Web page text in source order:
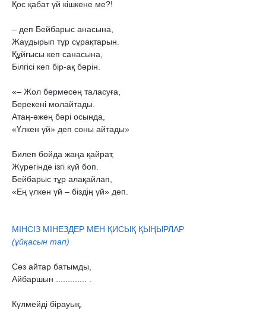
Қос қабат үй кішкене ме?!
– деп Бейбарыс анасына,
Жаудырып тұр сұрақтарын.
Құйғысы кеп санасына,
Білгісі кеп бір-ақ бәрін.
«– Жол бермесең таласуға,
Берекені молайтады.
Атаң-əжең бəрі осында,
«Үлкен үй» деп соны айтады»
Билеп бойда жаңа қайрат,
Жүрегінде ізгі күй боп.
Бейбарыс тұр алақайлап,
«Ең үлкен үй – біздің үй» деп.
(ұйқасын тап)
Сөз айтар батымды,
Айбаршын ............. .
Күлмейді бірауық,